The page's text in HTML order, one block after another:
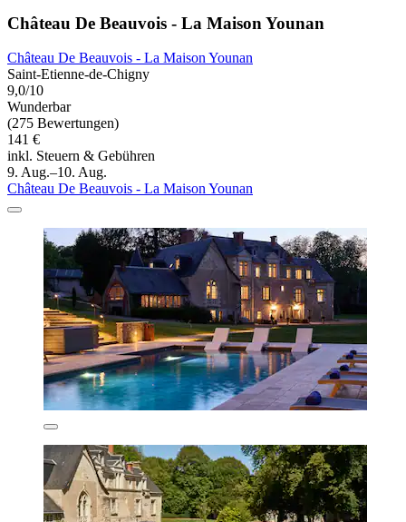
Château De Beauvois - La Maison Younan
Château De Beauvois - La Maison Younan
Saint-Etienne-de-Chigny
9,0/10
Wunderbar
(275 Bewertungen)
141 €
inkl. Steuern & Gebühren
9. Aug.–10. Aug.
Château De Beauvois - La Maison Younan